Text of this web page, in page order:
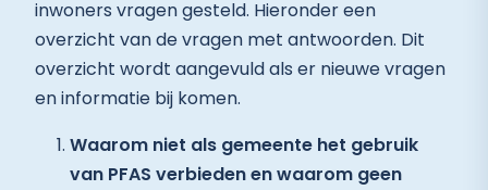
inwoners vragen gesteld. Hieronder een
overzicht van de vragen met antwoorden. Dit
overzicht wordt aangevuld als er nieuwe vragen
en informatie bij komen.
Waarom niet als gemeente het gebruik
van PFAS verbieden en waarom geen